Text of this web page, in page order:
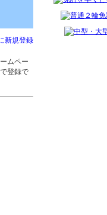
新規登録
ムペー
登録で